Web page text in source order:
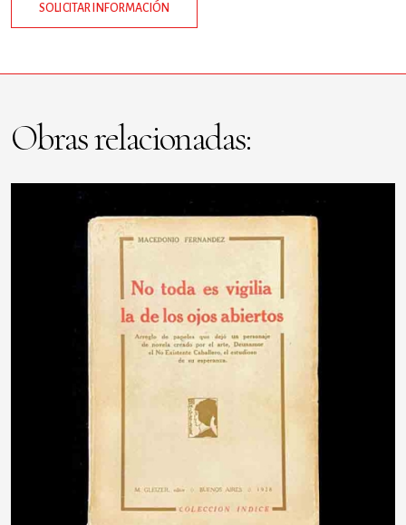
SOLICITAR INFORMACIÓN
Obras relacionadas: